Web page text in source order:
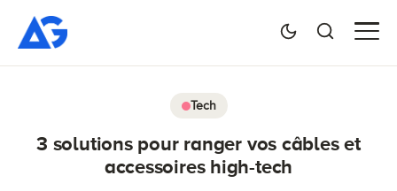
Tech
3 solutions pour ranger vos câbles et
accessoires high-tech